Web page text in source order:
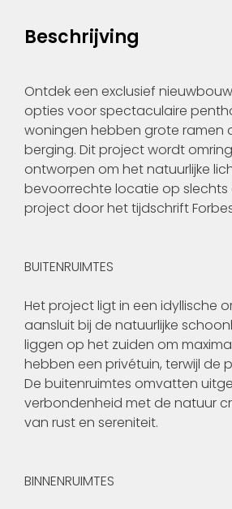
Beschrijving
Ontdek een exclusief
opties voor spectaculaire
woningen hebben grote ramen
berging. Dit project wordt
ontworpen om het natuurlijke
bevoorrechte locatie op slechts
project door het tijdschrift
BUITENRUIMTES
Het project ligt in een idyllische
aansluit bij de natuurlijke
liggen op het zuiden om
hebben een privétuin, terwijl de
De buitenruimtes omvatten
verbondenheid met de natuur
van rust en sereniteit.
BINNENRUIMTES